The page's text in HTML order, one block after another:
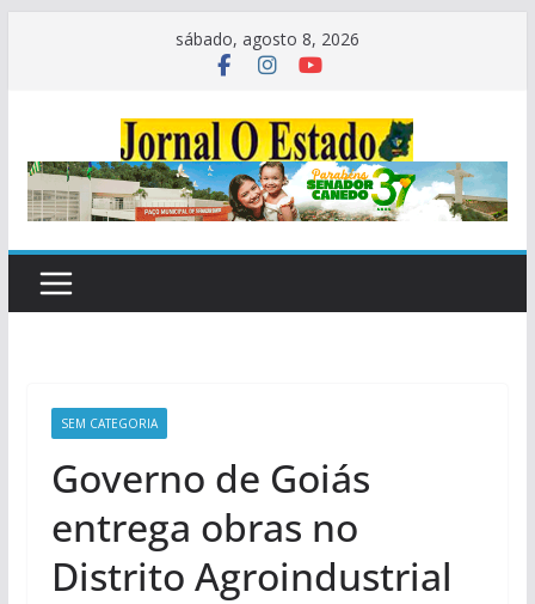
sábado, agosto 8, 2026
SEM CATEGORIA
Governo de Goiás
entrega obras no
Distrito Agroindustrial